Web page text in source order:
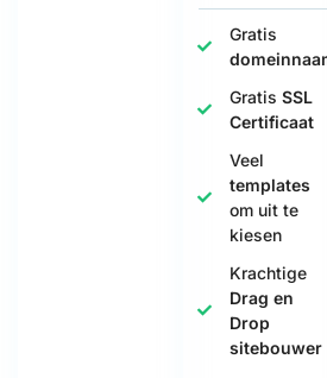
Gratis
GratisSSL
Certificaat
Veel
templates
om uit te
kiesen
Krachtige
Drag en
Drop
sitebouwer